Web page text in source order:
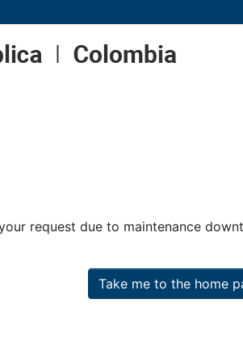
request due to maintenance
Take me to the home